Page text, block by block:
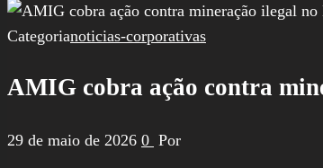
por:
Categorianoticias-corporativas
AMIG cobra ação contra
29 de maio de 2026 0 Por